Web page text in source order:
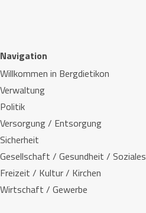
Navigation
Willkommen in Bergdietikon
Verwaltung
Politik
Versorgung / Entsorgung
Sicherheit
Gesellschaft / Gesundheit / Soziales
Freizeit / Kultur / Kirchen
Wirtschaft / Gewerbe